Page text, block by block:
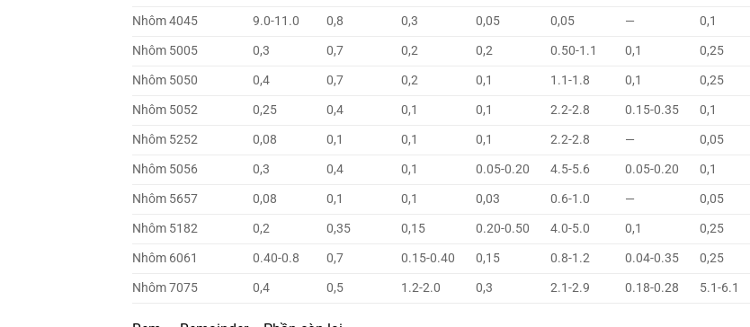
Nhôm 4045
9.0-11.0 0,8 0,3 0,05 0,05 — 0,1
Nhôm 5005
0,3 0,7 0,2 0,2 0.50-1.1 0,1 0,25
Nhôm 5050
0,4 0,7 0,2 0,1 1.1-1.8 0,1 0,25
Nhôm 5052
0,25 0,4 0,1 0,1 2.2-2.8 0.15-0.35 0,1
Nhôm 5252
0,08 0,1 0,1 0,1 2.2-2.8 — 0,05
Nhôm 5056
0,3 0,4 0,1 0.05-0.20 4.5-5.6 0.05-0.20 0,1
Nhôm 5657
0,08 0,1 0,1 0,03 0.6-1.0 — 0,05
Nhôm 5182
0,2 0,35 0,15 0.20-0.50 4.0-5.0 0,1 0,25
Nhôm 6061
0.40-0.8 0,7 0.15-0.40 0,15 0.8-1.2 0.04-0.35 0,25
Nhôm 7075
0,4 0,5 1.2-2.0 0,3 2.1-2.9 0.18-0.28 5.1-6.1